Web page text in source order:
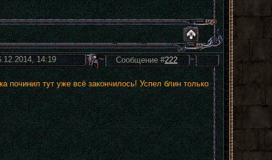
14:19 Сообщение #222
тут уже всё закончилось! Успел блин только